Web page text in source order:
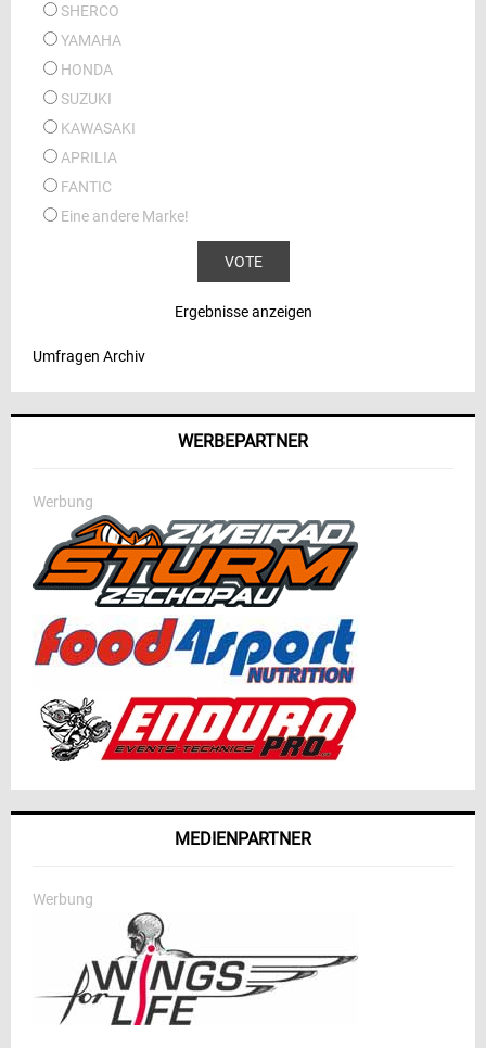
SHERCO
YAMAHA
HONDA
SUZUKI
KAWASAKI
APRILIA
FANTIC
Eine andere Marke!
Ergebnisse anzeigen
Umfragen Archiv
WERBEPARTNER
Werbung
MEDIENPARTNER
Werbung